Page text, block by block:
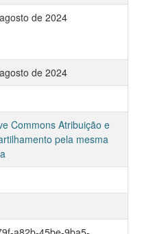
de 2024
de 2024
Commons Atribuição e
pela mesma